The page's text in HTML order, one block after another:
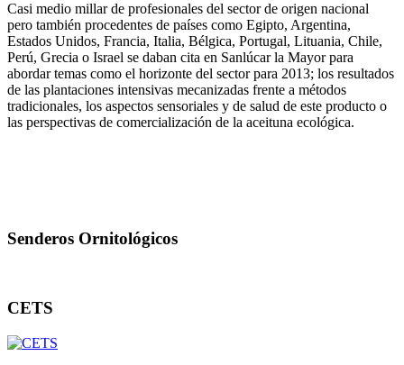
Casi medio millar de profesionales del sector de origen nacional
pero también procedentes de países como Egipto, Argentina,
Estados Unidos, Francia, Italia, Bélgica, Portugal, Lituania, Chile,
Perú, Grecia o Israel se daban cita en Sanlúcar la Mayor para
abordar temas como el horizonte del sector para 2013; los resultados
de las plantaciones intensivas mecanizadas frente a métodos
tradicionales, los aspectos sensoriales y de salud de este producto o
las perspectivas de comercialización de la aceituna ecológica.
Senderos Ornitológicos
CETS